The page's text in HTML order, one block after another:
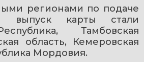
регионами по подаче
выпуск карты стали
Тамбовская
область, Кемеровская
Мордовия.